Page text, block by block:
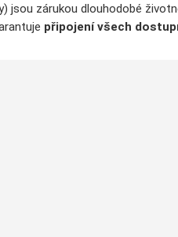
jsou zárukou dlouhodobé
připojení všech